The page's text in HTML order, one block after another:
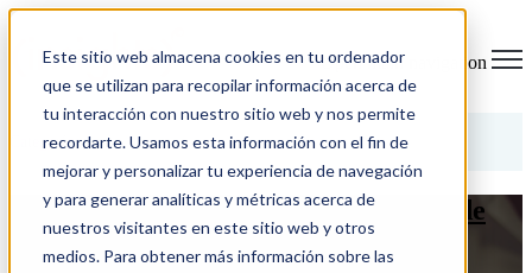
Este sitio web almacena cookies en tu ordenador
que se utilizan para recopilar información acerca de
tu interacción con nuestro sitio web y nos permite
recordarte. Usamos esta información con el fin de
mejorar y personalizar tu experiencia de navegación
y para generar analíticas y métricas acerca de
nuestros visitantes en este sitio web y otros
medios. Para obtener más información sobre las
Open main navigation
Categorías
10 claves para mejorar tu estrategia de
SEO en 2017